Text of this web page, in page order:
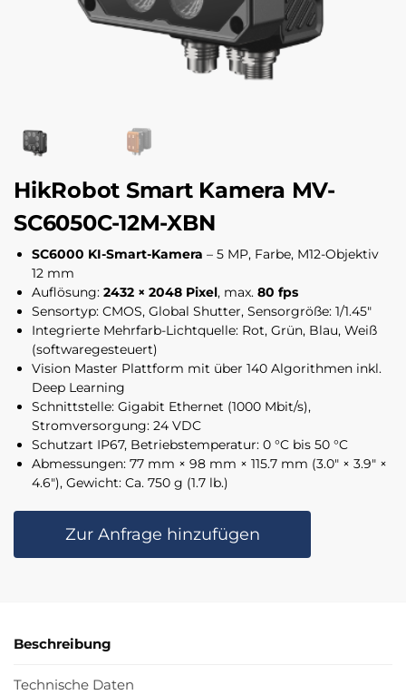
HikRobot Smart Kamera MV-
SC6050C-12M-XBN
SC6000 KI-Smart-Kamera – 5 MP, Farbe, M12-Objektiv
12 mm
Auflösung: 2432 × 2048 Pixel, max. 80 fps
Sensortyp: CMOS, Global Shutter, Sensorgröße: 1/1.45″
Integrierte Mehrfarb-Lichtquelle: Rot, Grün, Blau, Weiß
(softwaregesteuert)
Vision Master Plattform mit über 140 Algorithmen inkl.
Deep Learning
Schnittstelle: Gigabit Ethernet (1000 Mbit/s),
Stromversorgung: 24 VDC
Schutzart IP67, Betriebstemperatur: 0 °C bis 50 °C
Abmessungen: 77 mm × 98 mm × 115.7 mm (3.0″ × 3.9″ ×
4.6″), Gewicht: Ca. 750 g (1.7 lb.)
Zur Anfrage hinzufügen
Beschreibung
Technische Daten